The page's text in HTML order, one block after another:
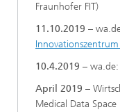
Fraunhofer FIT)
11.10.2019 –
10.4.2019 – wa.de:
April 2019 –
Medical Data Space